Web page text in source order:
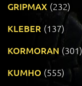
GRIPMAX (232)
KLEBER (137)
KORMORAN (301)
KUMHO (555)